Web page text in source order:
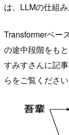
は、LLMの仕組
Transformerベー
の途中段階をも
すみすさんに記
らをご覧ください